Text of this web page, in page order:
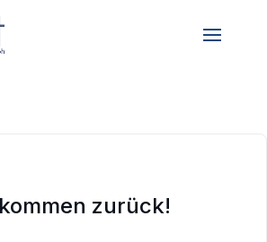
zurück!